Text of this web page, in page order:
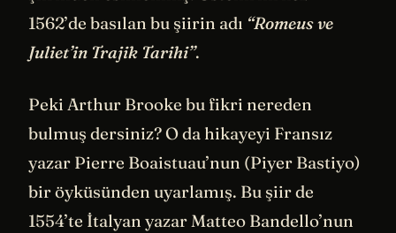
1562’de basılan bu şiirin adı “Romeus ve
Juliet’in Trajik Tarihi”.
Peki Arthur Brooke bu fikri nereden
bulmuş dersiniz? O da hikayeyi Fransız
yazar Pierre Boaistuau’nun (Piyer Bastiyo)
bir öyküsünden uyarlamış. Bu şiir de
1554’te İtalyan yazar Matteo Bandello’nun